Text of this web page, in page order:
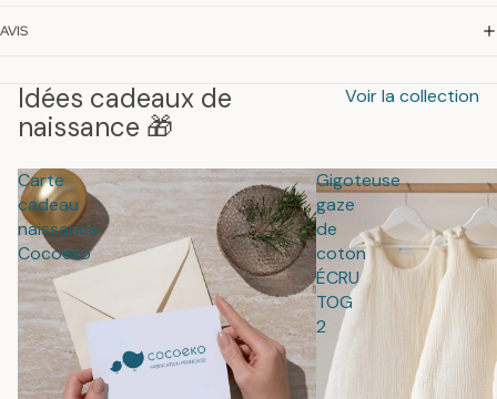
AVIS
Idées cadeaux de
naissance 🎁
Voir la collection
Carte
cadeau
naissance
Cocoeko
Gigoteuse
gaze
de
coton
ÉCRU
TOG
2